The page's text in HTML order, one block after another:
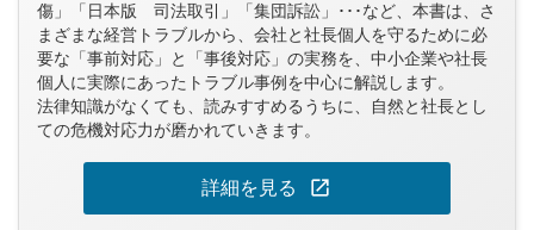
傷」「日本版 司法取引」「集団訴訟」･･･など、本書は、さ
まざまな経営トラブルから、会社と社長個人を守るために必
要な「事前対応」と「事後対応」の実務を、中小企業や社長
個人に実際にあったトラブル事例を中心に解説します。
法律知識がなくても、読みすすめるうちに、自然と社長とし
ての危機対応力が磨かれていきます。
詳細を見る open_in_new